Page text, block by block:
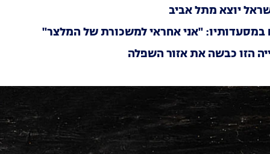
"אני אחראי למשכורת של המלצר"
הזו כבשה את אזור השפלה